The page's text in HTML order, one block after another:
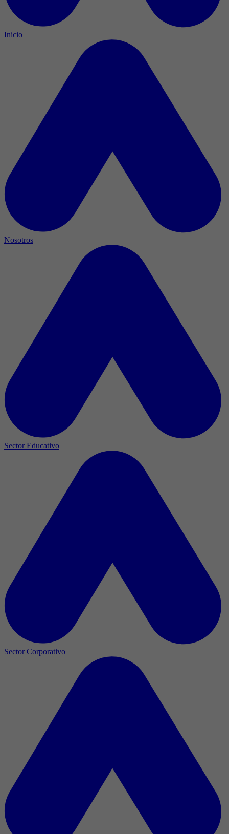
Inicio
Nosotros
Sector Educativo
Sector Corporativo